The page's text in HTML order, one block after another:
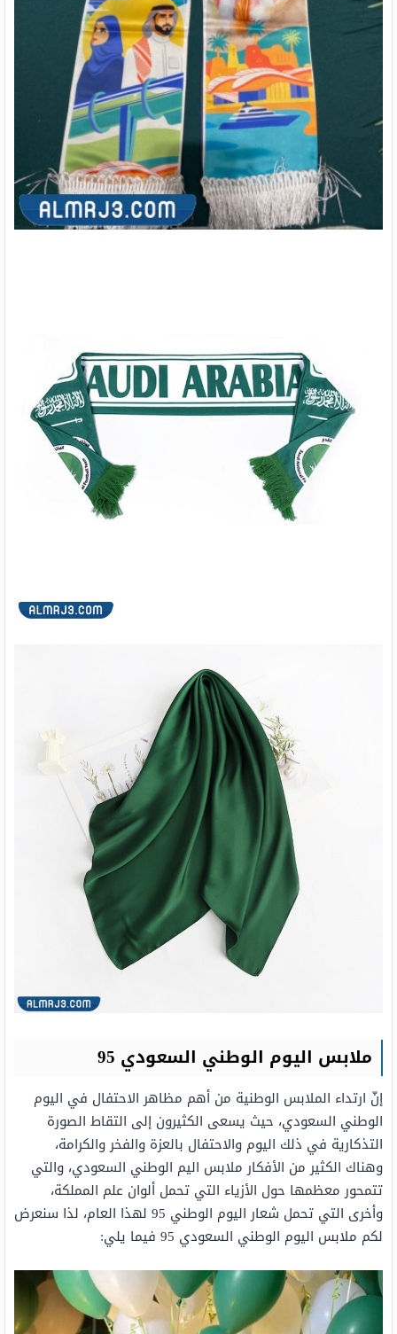
ملابس اليوم الوطني السعودي 95
إنّ ارتداء الملابس الوطنية من أهم مظاهر الاحتفال في اليوم
الوطني السعودي، حيث يسعى الكثيرون إلى التقاط الصورة
التذكارية في ذلك اليوم والاحتفال بالعزة والفخر والكرامة،
وهناك الكثير من الأفكار ملابس اليم الوطني السعودي، والتي
تتمحور معظمها حول الأزياء التي تحمل ألوان علم المملكة،
وأخرى التي تحمل شعار اليوم الوطني 95 لهذا العام، لذا سنعرض
لكم ملابس اليوم الوطني السعودي 95 فيما يلي: